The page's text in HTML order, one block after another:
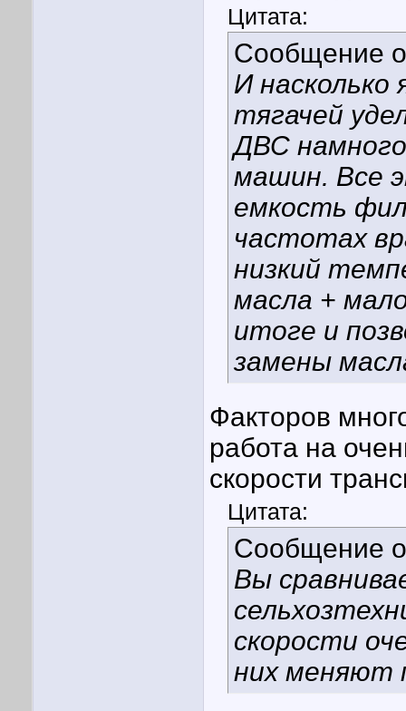
Цитата:
Сообщение
И
тягачей
ДВС
машин. Все
емкость
частотах
низкий
масла +
итоге и
замены
Факторов
работа на
скорости
Цитата:
Сообщение
Вы
скорости
них меняют